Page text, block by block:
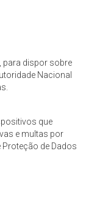
para dispor sobre
Nacional
que
e multas por
de Dados